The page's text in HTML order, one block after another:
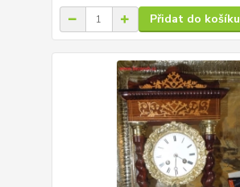
Přidat do košíku